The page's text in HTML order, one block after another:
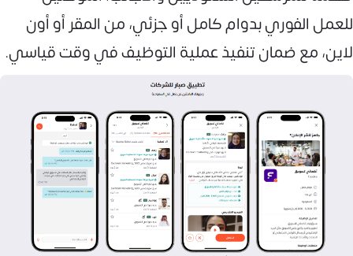
للعمل الفوري بدوام كامل أو جزئي، من المقر أو أون
لاين، مع ضمان تنفيذ عملية التوظيف في وقت قياسي.